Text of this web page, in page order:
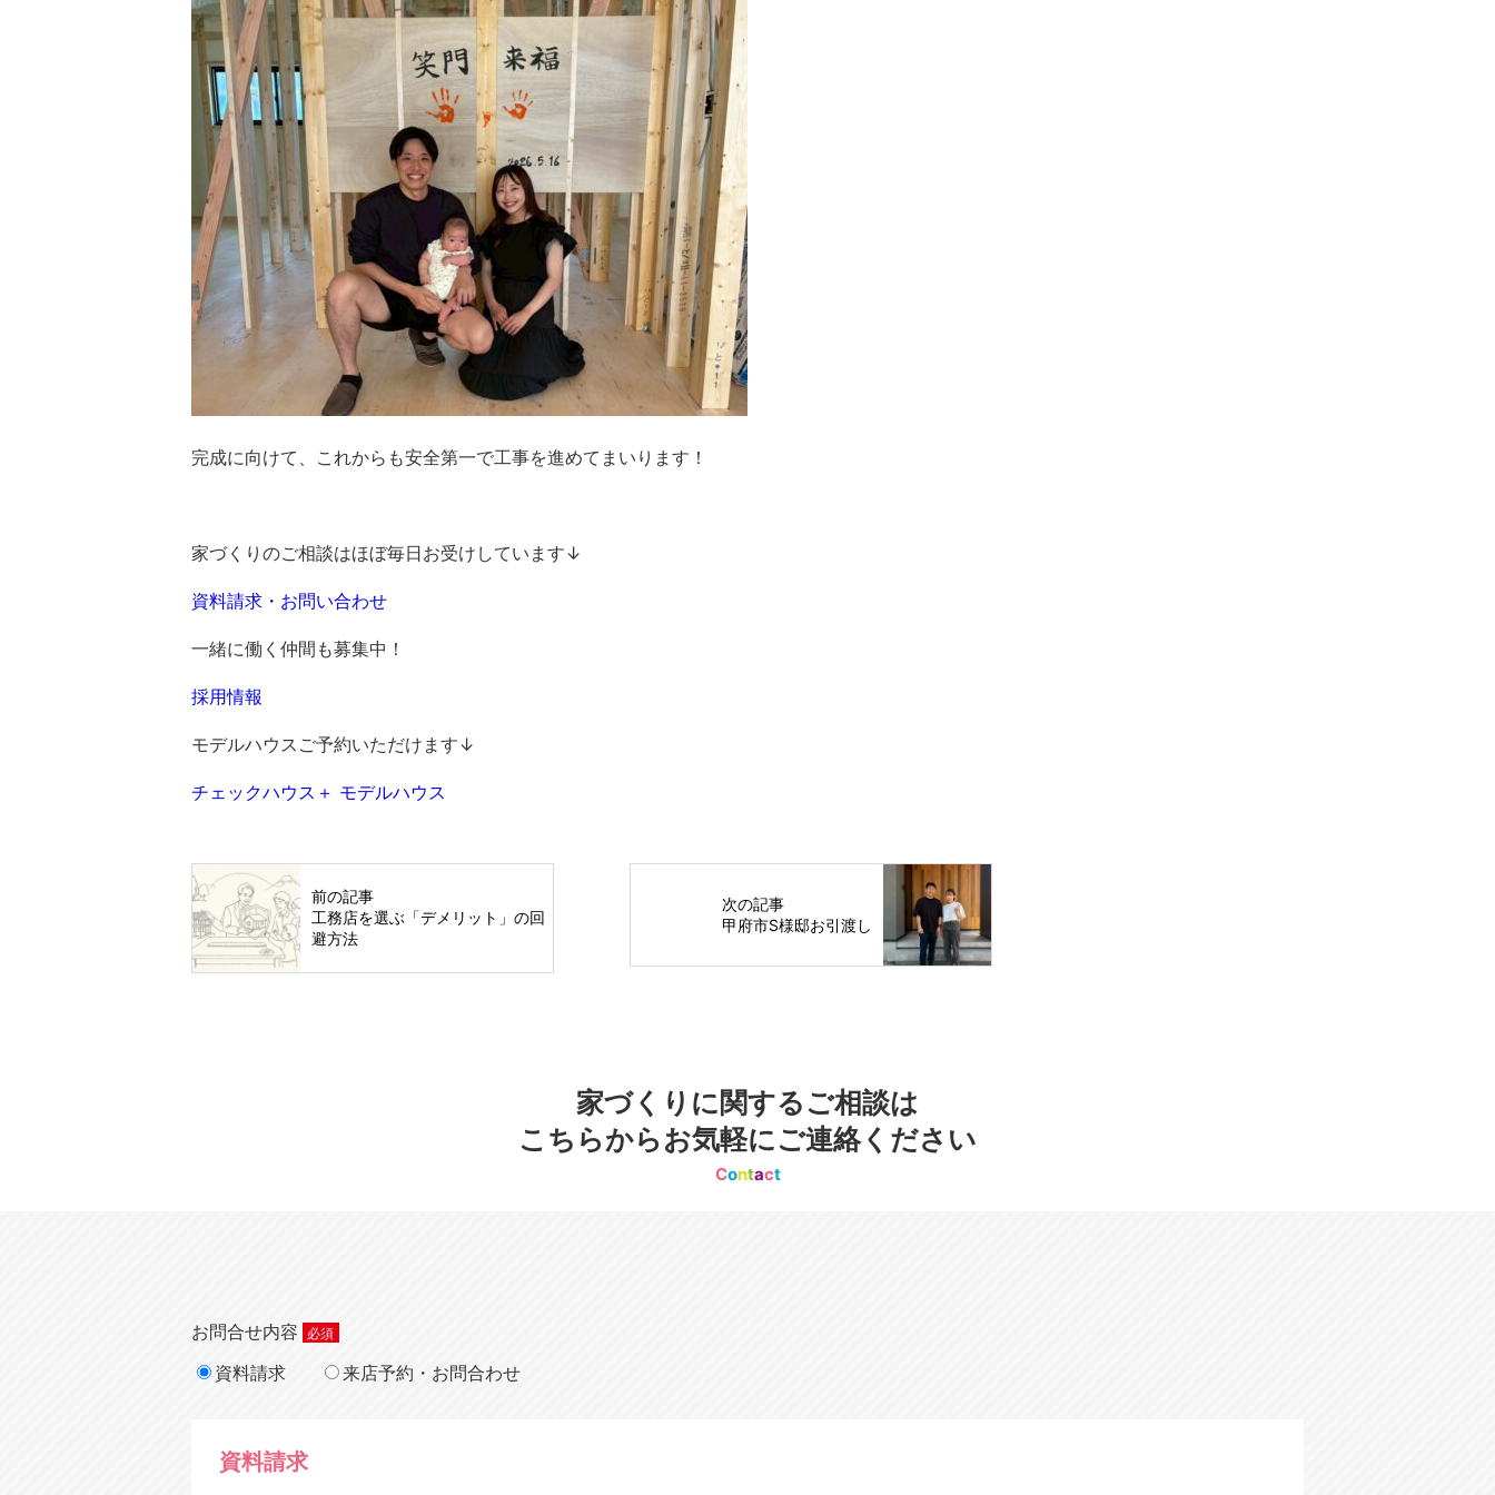
完成に向けて、これからも安全第一で工事を進めてまいります！
家づくりのご相談はほぼ毎日お受けしています↓
資料請求・お問い合わせ
一緒に働く仲間も募集中！
採用情報
モデルハウスご予約いただけます↓
チェックハウス＋ モデルハウス
前の記事
工務店を選ぶ「デメリット」の回
避方法
次の記事
甲府市S様邸お引渡し
家づくりに関するご相談は
こちらからお気軽にご連絡ください
Contact
お問合せ内容
資料請求
来店予約・お問合わせ
資料請求